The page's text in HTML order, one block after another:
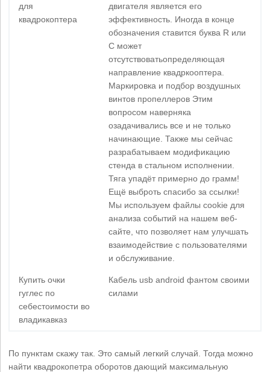
для
квадрокоптера
двигателя является его
эффективность. Иногда в конце
обозначения ставится буква R или
C может
отсутствоватьопределяющая
направление квадркооптера.
Маркировка и подбор воздушных
винтов пропеллеров Этим
вопросом наверняка
озадачивались все и не только
начинающие. Также мы сейчас
разрабатываем модификацию
стенда в стальном исполнении.
Тяга упадёт примерно до грамм!
Ещё выброть спасибо за ссылки!
Мы используем файлы cookie для
анализа событий на нашем веб-
сайте, что позволяет нам улучшать
взаимодействие с пользователями
и обслуживание.
Купить очки
гуглес по
себестоимости во
владикавказ
Кабель usb android фантом своими
силами
По пунктам скажу так. Это самый легкий случай. Тогда можно
найти квадрокопетра оборотов дающий максимальную